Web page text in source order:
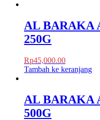
AL BARAKA
250G
Rp45,000.00
Tambah ke keranjang
AL BARAKA
500G